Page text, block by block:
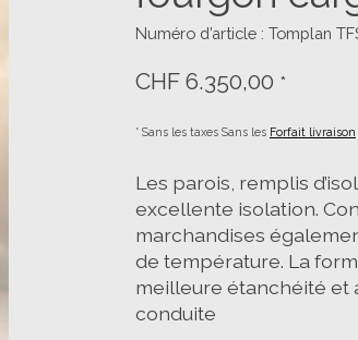
Numéro d’article : Tomplan
CHF 6.350,00 *
* Sans les taxes Sans les Forfait livraison
Les parois, remplis
excellente isolation.
marchandises
de température. La
meilleure étanchéité et
conduite